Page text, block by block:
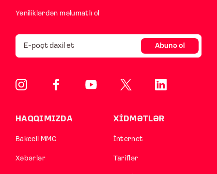
Yeniliklərdən məlumatlı ol
Abunə ol
HAQQIMIZDA
Bakcell MMC
Xəbərlər
XİDMƏTLƏR
İnternet
Tariflər